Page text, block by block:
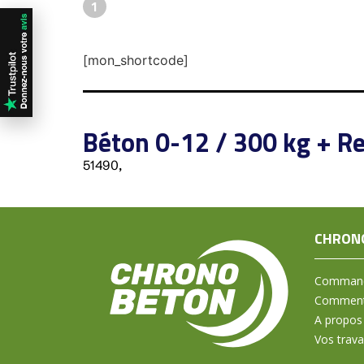
1
[mon_shortcode]
Béton 0-12 / 300 kg +
51490,
A propos
Vos